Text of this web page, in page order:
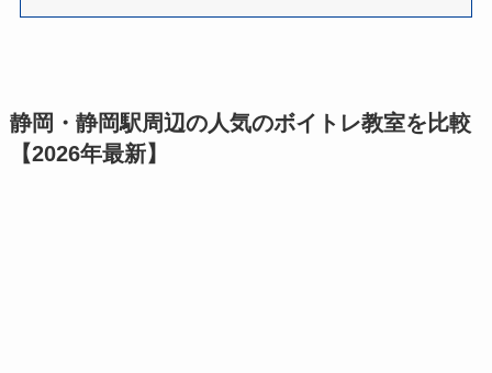
静岡・静岡駅周辺の人気のボイトレ教室を比較
【2026年最新】